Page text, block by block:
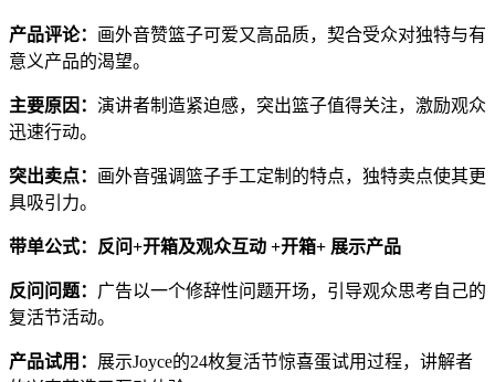
产品评论： 画外音赞篮子可爱又高品质，契合受众对独特与有
意义产品的渴望。
主要原因： 演讲者制造紧迫感，突出篮子值得关注，激励观众
迅速行动。
突出卖点： 画外音强调篮子手工定制的特点，独特卖点使其更
具吸引力。
带单公式：反问+开箱及观众互动 +开箱+ 展示产品
反问问题： 广告以一个修辞性问题开场，引导观众思考自己的
复活节活动。
产品试用： 展示Joyce的24枚复活节惊喜蛋试用过程，讲解者